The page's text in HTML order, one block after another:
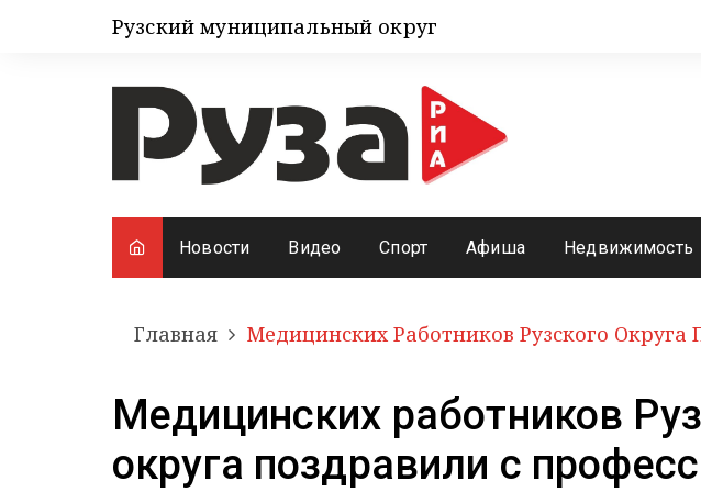
Рузский муниципальный округ
Новости Видео Спорт Афиша Недвижимость
Главная Медицинских Работников Рузского
Медицинских работников
округа поздравили с